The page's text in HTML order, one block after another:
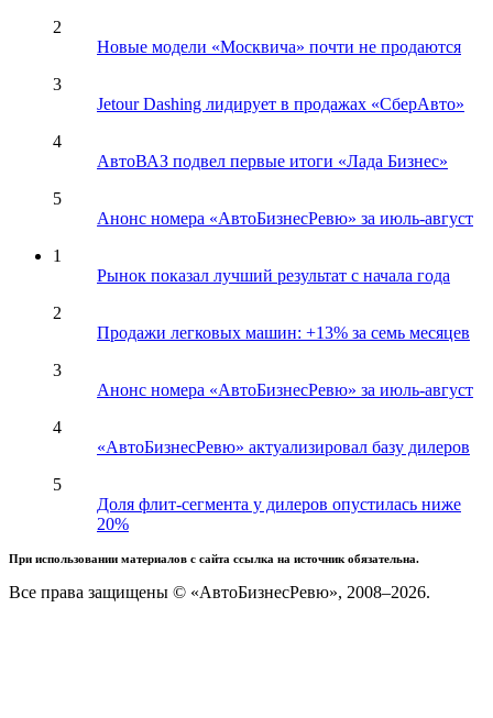
2
Новые модели «Москвича» почти не продаются
3
Jetour Dashing лидирует в продажах «СберАвто»
4
АвтоВАЗ подвел первые итоги «Лада Бизнес»
5
Анонс номера «АвтоБизнесРевю» за июль-август
1
Рынок показал лучший результат с начала года
2
Продажи легковых машин: +13% за семь месяцев
3
Анонс номера «АвтоБизнесРевю» за июль-август
4
«АвтоБизнесРевю» актуализировал базу дилеров
5
Доля флит-сегмента у дилеров опустилась ниже
20%
При использовании материалов с сайта ссылка на источник обязательна.
Все права защищены © «АвтоБизнесРевю», 2008–2026.